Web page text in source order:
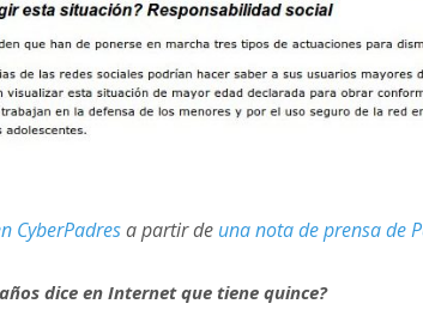
CyberPadresa partir de una nota de prensa de
dice en Internet que tiene quince?